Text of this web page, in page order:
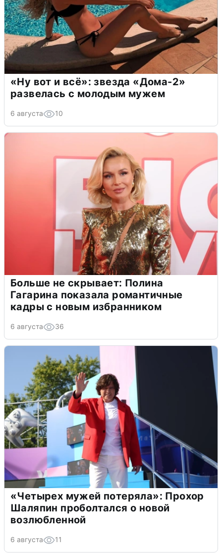
«Ну вот и всё»: звезда «Дома-2»
развелась с молодым мужем
6 августа 10
Больше не скрывает: Полина
Гагарина показала романтичные
кадры с новым избранником
6 августа 36
«Четырех мужей потеряла»: Прохор
Шаляпин проболтался о новой
возлюбленной
6 августа 11